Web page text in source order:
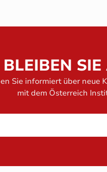
BLEIBEN
Sie informiert über neue
mit dem Österreich